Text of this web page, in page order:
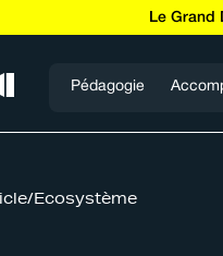
Le Grand
Pédagogie
/Ecosystème